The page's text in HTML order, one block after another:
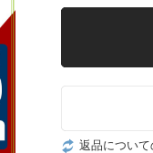
返品について